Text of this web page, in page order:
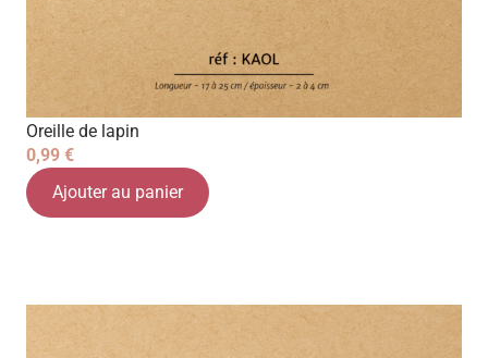
Oreille de lapin
0,99 €
Ajouter au panier